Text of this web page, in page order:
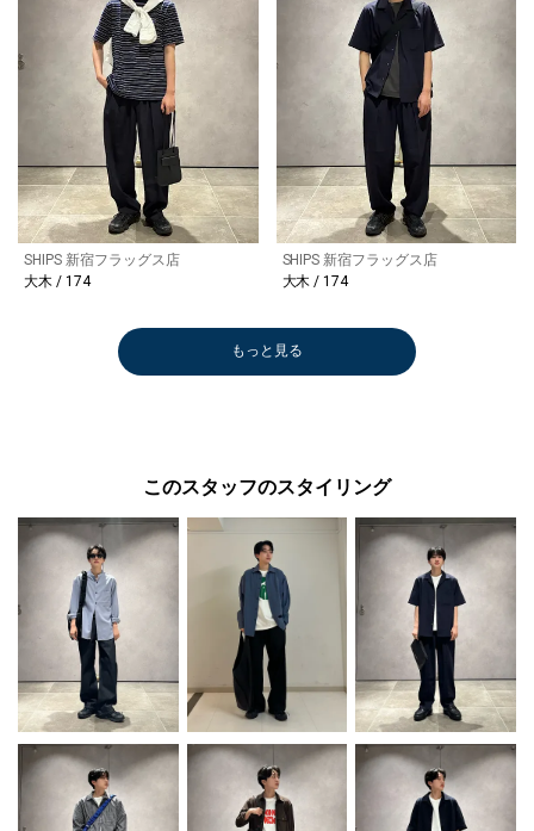
SHIPS 新宿フラッグス店
大木 / 174
SHIPS 新宿フラッグス店
大木 / 174
もっと見る
このスタッフのスタイリング